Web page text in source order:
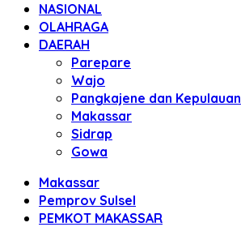
NASIONAL
OLAHRAGA
DAERAH
Parepare
Wajo
Pangkajene dan Kepulauan
Makassar
Sidrap
Gowa
Makassar
Pemprov Sulsel
PEMKOT MAKASSAR